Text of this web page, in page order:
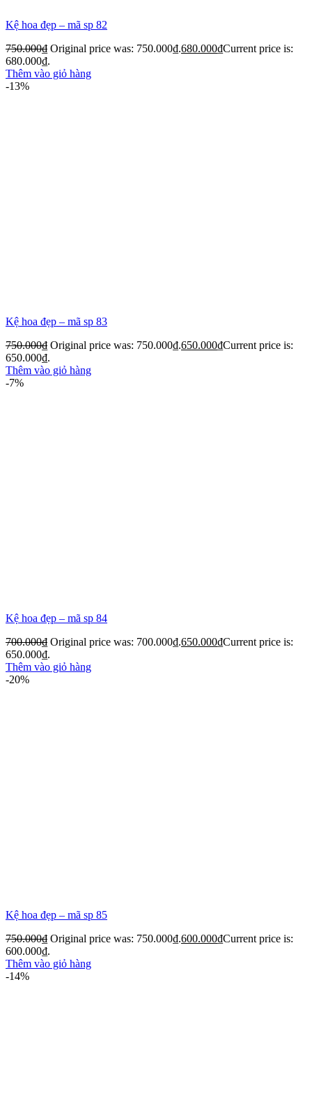
Kệ hoa đẹp – mã sp 82
750.000₫ Original price was: 750.000₫.680.000₫Current price is:
680.000₫.
Thêm vào giỏ hàng
-13%
Kệ hoa đẹp – mã sp 83
750.000₫ Original price was: 750.000₫.650.000₫Current price is:
650.000₫.
Thêm vào giỏ hàng
-7%
Kệ hoa đẹp – mã sp 84
700.000₫ Original price was: 700.000₫.650.000₫Current price is:
650.000₫.
Thêm vào giỏ hàng
-20%
Kệ hoa đẹp – mã sp 85
750.000₫ Original price was: 750.000₫.600.000₫Current price is:
600.000₫.
Thêm vào giỏ hàng
-14%